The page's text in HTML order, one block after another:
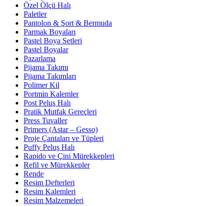
Özel Ölçü Halı
Paletler
Pantolon & Şort & Bermuda
Parmak Boyaları
Pastel Boya Setleri
Pastel Boyalar
Pazarlama
Pijama Takımı
Pijama Takımları
Polimer Kil
Portmin Kalemler
Post Peluş Halı
Pratik Mutfak Gereçleri
Press Tuvaller
Primers (Astar – Gesso)
Proje Çantaları ve Tüpleri
Puffy Peluş Halı
Rapido ve Çini Mürekkepleri
Refil ve Mürekkepler
Rende
Resim Defterleri
Resim Kalemleri
Resim Malzemeleri